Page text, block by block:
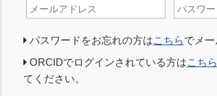
パスワードをお忘れの方はこちらでメ
ORCIDでログインされている方はこち
てください。